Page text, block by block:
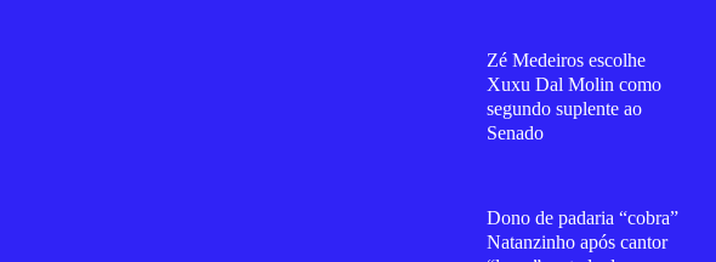
Zé Medeiros escolhe
Xuxu Dal Molin como
segundo suplente ao
Senado
Dono de padaria “cobra”
Natanzinho após cantor